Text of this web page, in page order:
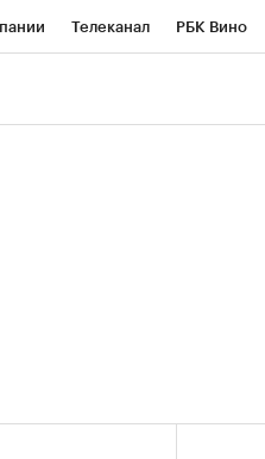
Телеканал РБК Вино